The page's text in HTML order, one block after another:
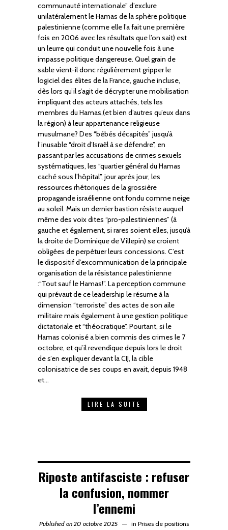
communauté internationale” d’exclure
unilatéralement le Hamas de la sphère politique
palestinienne (comme elle l’a fait une première
fois en 2006 avec les résultats que l’on sait) est
un leurre qui conduit une nouvelle fois à une
impasse politique dangereuse. Quel grain de
sable vient-il donc régulièrement gripper le
logiciel des élites de la France, gauche incluse,
dès lors qu’il s’agit de décrypter une mobilisation
impliquant des acteurs attachés, tels les
membres du Hamas,(et bien d’autres qu’eux dans
la région) à leur appartenance religieuse
musulmane? Des “bébés décapités” jusqu’à
l’inusable “droit d’Israël à se défendre”, en
passant par les accusations de crimes sexuels
systématiques, les “quartier général du Hamas
caché sous l’hôpital”, jour après jour, les
ressources rhétoriques de la grossière
propagande israélienne ont fondu comme neige
au soleil. Mais un dernier bastion résiste auquel
même des voix dites “pro-palestiniennes” (à
gauche et également, si rares soient elles, jusqu’à
la droite de Dominique de Villepin) se croient
obligées de perpétuer leurs concessions. C’est
le dispositif d’excommunication de la principale
organisation de la résistance palestinienne
:“Tout sauf le Hamas!”. La perception commune
qui prévaut de ce leadership le résume à la
dimension “terroriste” des actes de son aile
militaire mais également à une gestion politique
dictatoriale et “théocratique”. Pourtant, si le
Hamas colonisé a bien commis des crimes le 7
octobre, et qu’il revendique depuis lors le droit
de s’en expliquer devant la CIJ, la cible
colonisatrice de ses coups en avait, depuis 1948
et…
LIRE LA SUITE
Riposte antifasciste : refuser
la confusion, nommer
l’ennemi
Published on 20 octobre 2025 in Prises de positions